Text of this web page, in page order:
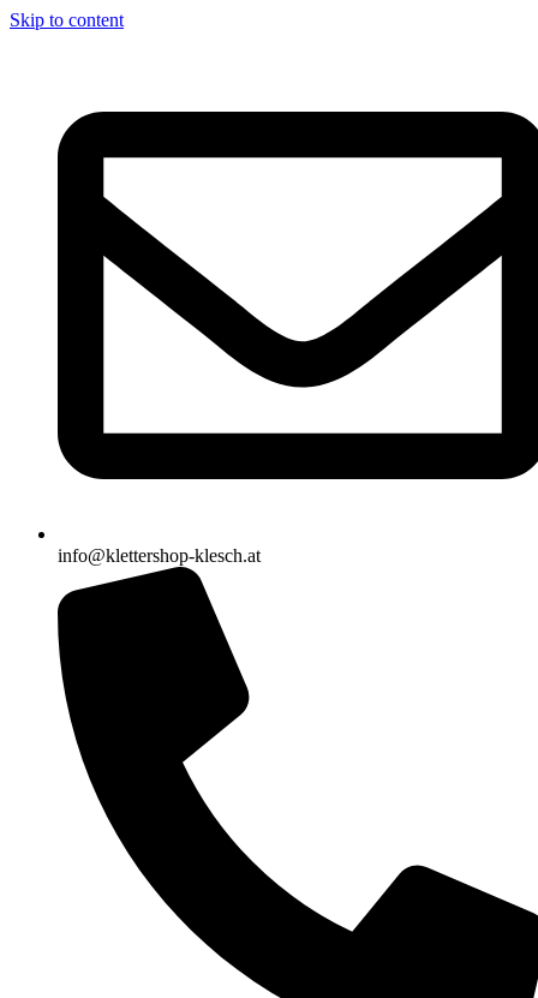
Skip to content
info@klettershop-klesch.at